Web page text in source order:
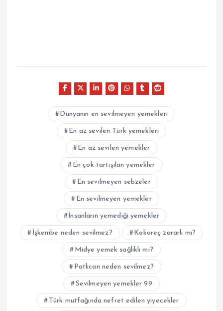
Dünyanın en sevilmeyen yemekleri
En az sevilen Türk yemekleri
En az sevilen yemekler
En çok tartışılan yemekler
En sevilmeyen sebzeler
En sevilmeyen yemekler
İnsanların yemediği yemekler
İşkembe neden sevilmez? Kokoreç zararlı mı?
Midye yemek sağlıklı mı?
Patlıcan neden sevilmez?
Sevilmeyen yemekler 99
Türk mutfağında nefret edilen yiyecekler